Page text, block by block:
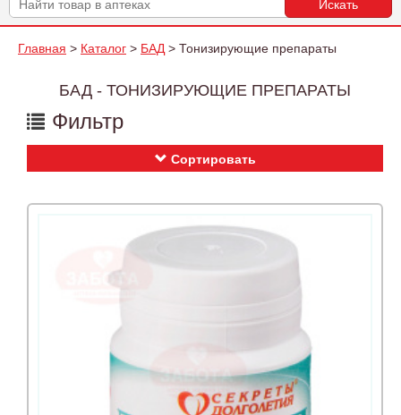
Главная > Каталог > БАД > Тонизирующие препараты
БАД - ТОНИЗИРУЮЩИЕ ПРЕПАРАТЫ
Фильтр
Сортировать